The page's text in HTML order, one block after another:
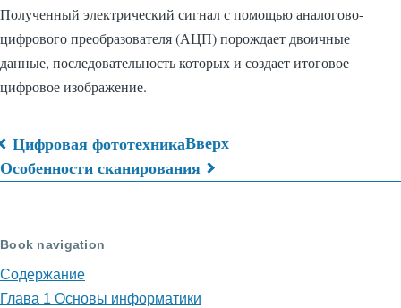
Полученный электрический сигнал с помощью аналогово-
цифрового преобразователя (АЦП) порождает двоичные
данные, последовательность которых и создает итоговое
цифровое изображение.
Перекрёстные
Виды
Цифровая фототехникаВверх
Особенности сканирования
Book navigation
Содержание
Глава 1 Основы информатики